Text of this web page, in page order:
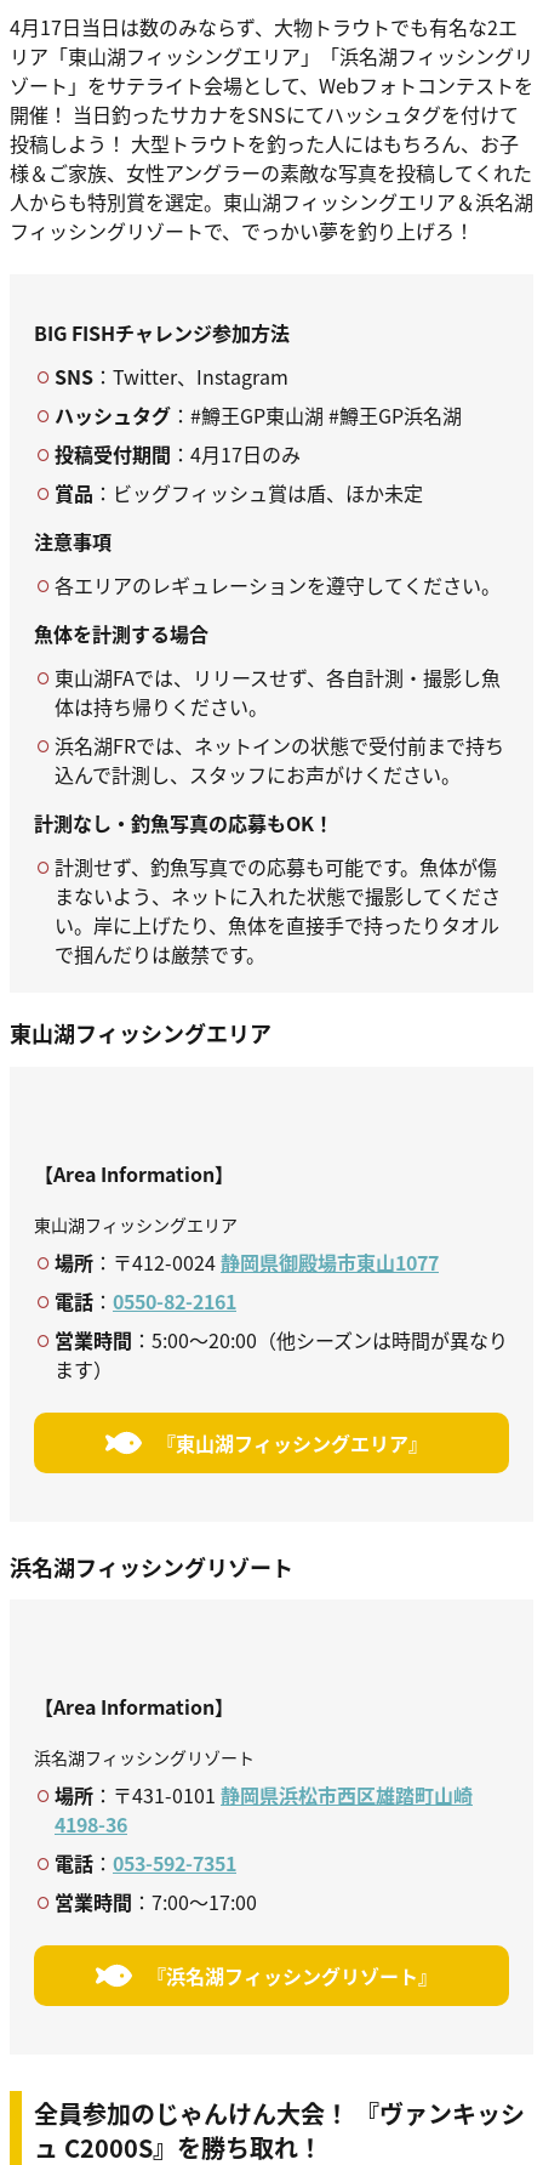
4月17日当日は数のみならず、大物トラウトでも有名な2エ
リア「東山湖フィッシングエリア」「浜名湖フィッシングリ
ゾート」をサテライト会場として、Webフォトコンテストを
開催！ 当日釣ったサカナをSNSにてハッシュタグを付けて
投稿しよう！ 大型トラウトを釣った人にはもちろん、お子
様＆ご家族、女性アングラーの素敵な写真を投稿してくれた
人からも特別賞を選定。東山湖フィッシングエリア＆浜名湖
フィッシングリゾートで、でっかい夢を釣り上げろ！
BIG FISHチャレンジ参加方法
SNS ：Twitter、Instagram
ハッシュタグ ：#鱒王GP東山湖 #鱒王GP浜名湖
投稿受付期間 ：4月17日のみ
賞品 ：ビッグフィッシュ賞は盾、ほか未定
注意事項
各エリアのレギュレーションを遵守してください。
魚体を計測する場合
東山湖FAでは、リリースせず、各自計測・撮影し魚
体は持ち帰りください。
浜名湖FRでは、ネットインの状態で受付前まで持ち
込んで計測し、スタッフにお声がけください。
計測なし・釣魚写真の応募もOK！
計測せず、釣魚写真での応募も可能です。魚体が傷
まないよう、ネットに入れた状態で撮影してくださ
い。岸に上げたり、魚体を直接手で持ったりタオル
で掴んだりは厳禁です。
東山湖フィッシングエリア
【Area Information】
東山湖フィッシングエリア
場所 ：〒412-0024静岡県御殿場市東山1077
電話 ： 0550-82-2161
営業時間 ：5:00～20:00（他シーズンは時間が異なり
ます）
『東山湖フィッシングエリア』
浜名湖フィッシングリゾート
【Area Information】
浜名湖フィッシングリゾート
場所 ：〒431-0101 静岡県浜松市西区雄踏町山崎
4198-36
電話 ： 053-592-7351
営業時間 ：7:00～17:00
『浜名湖フィッシングリゾート』
全員参加のじゃんけん大会！ 『ヴァンキッシ
ュ C2000S』を勝ち取れ！